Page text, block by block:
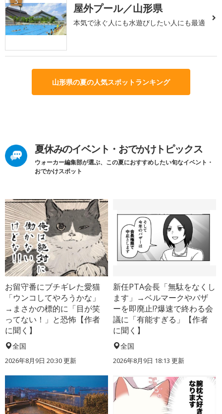
屋外プール／山形県
本気で泳ぐ人にも水遊びしたい人にも最適
山形県の夏の人気スポットランキング
夏休みのイベント・おでかけトピックス
ウォーカー編集部が選ぶ、この夏におすすめしたい旬なイベント・
おでかけスポット
お留守番にブチギレた愛猫
「ウンコしてやろうかな」
→まさかの標的に「目が笑
ってない！」と恐怖【作者
に聞く】
全国
2026年8月9日 20:30更新
新任PTA会長「無駄をなくし
ます」→ベルマークやバザ
ーを即廃止!?爆速で終わる会
議に「有能すぎる」【作者
に聞く】
全国
2026年8月9日 18:13 更新